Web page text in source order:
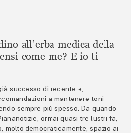
all’erba medica della
come me? E io ti
successo di recente e,
a mantenere toni
sempre più spesso. Da quando
ormai quasi tre lustri fa,
molto democraticamente, spazio ai